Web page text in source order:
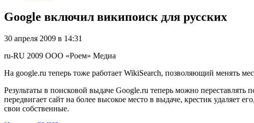
Google включил википоиск для русских
30 апреля 2009 в 14:31
ru-RU 2009 ООО «Роем» Медиа
На google.ru теперь тоже работает WikiSearch, позволяющий менять
Результаты в поисковой выдаче Google.ru теперь можно
передвигает сайт на более высокое место в выдаче, крестик удаляет
свои собственные.